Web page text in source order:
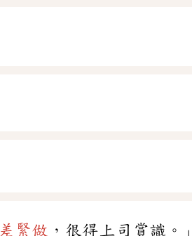
緊做 ，很得上司賞識。」